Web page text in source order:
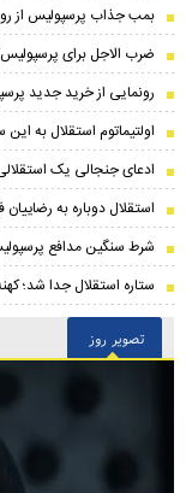
بمب جذاب پرسپولیس از
ضرب الاجل برای
رونمایی از خرید جدید
اولتیماتوم استقلال به این
ادعای جنجالی یک
استقلال دوباره به
شرط سنگین مدافع
ستاره استقلال جدا شد؛ کهنه بمب ۲۰۰ میلیاردی
تصویر روز